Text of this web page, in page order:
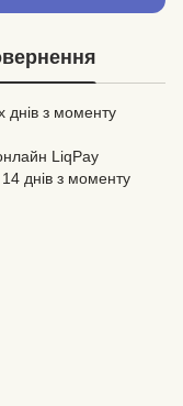
днів з моменту
LiqPay
днів з моменту